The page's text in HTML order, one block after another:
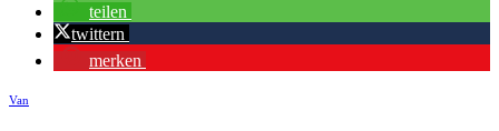
teilen
twittern
merken
Van